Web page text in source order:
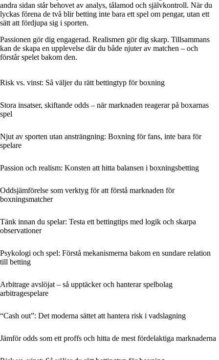
andra sidan står behovet av analys, tålamod och självkontroll. När du
lyckas förena de två blir betting inte bara ett spel om pengar, utan ett
sätt att fördjupa sig i sporten.
Passionen gör dig engagerad. Realismen gör dig skarp. Tillsammans
kan de skapa en upplevelse där du både njuter av matchen – och
förstår spelet bakom den.
Risk vs. vinst: Så väljer du rätt bettingtyp för boxning
Stora insatser, skiftande odds – när marknaden reagerar på boxarnas
spel
Njut av sporten utan ansträngning: Boxning för fans, inte bara för
spelare
Passion och realism: Konsten att hitta balansen i boxningsbetting
Oddsjämförelse som verktyg för att förstå marknaden för
boxningsmatcher
Tänk innan du spelar: Testa ett bettingtips med logik och skarpa
observationer
Psykologi och spel: Förstå mekanismerna bakom en sundare relation
till betting
Arbitrage avslöjat – så upptäcker och hanterar spelbolag
arbitragespelare
“Cash out”: Det moderna sättet att hantera risk i vadslagning
Jämför odds som ett proffs och hitta de mest fördelaktiga marknaderna